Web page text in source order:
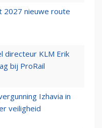
2027 nieuwe route
directeur KLM Erik
bij ProRail
Izhavia in
veiligheid